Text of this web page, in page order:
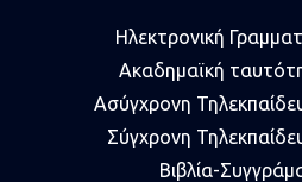
Ηλεκτρονική
Ακαδημαϊκή
Ασύγχρονη
Σύγχρονη
Βιβλία-